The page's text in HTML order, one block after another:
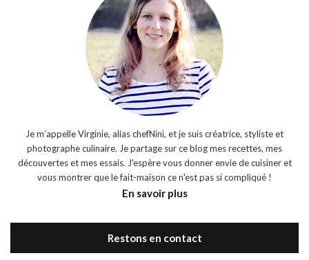
Je m’appelle Virginie, alias chefNini, et je suis créatrice, styliste et
photographe culinaire. Je partage sur ce blog mes recettes, mes
découvertes et mes essais. J'espère vous donner envie de cuisiner et
vous montrer que le fait-maison ce n'est pas si compliqué !
En savoir plus
Restons en contact